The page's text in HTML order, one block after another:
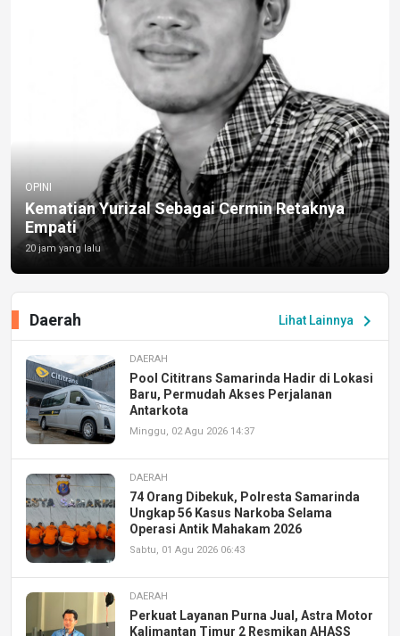
OPINI
Kematian Yurizal Sebagai Cermin Retaknya
Empati
20 jam yang lalu
Lihat Lainnya chevron_right
Daerah
DAERAH
Pool Cititrans Samarinda Hadir di Lokasi
Baru, Permudah Akses Perjalanan
Antarkota
Minggu, 02 Agu 2026 14:37
DAERAH
74 Orang Dibekuk, Polresta Samarinda
Ungkap 56 Kasus Narkoba Selama
Operasi Antik Mahakam 2026
Sabtu, 01 Agu 2026 06:43
DAERAH
Perkuat Layanan Purna Jual, Astra Motor
Kalimantan Timur 2 Resmikan AHASS